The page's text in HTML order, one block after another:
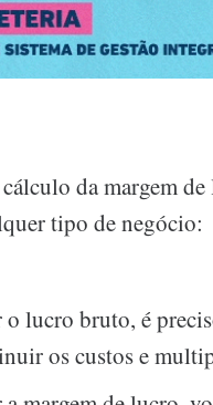
da margem
tipo de negócio:
o lucro bruto, é
os custos e